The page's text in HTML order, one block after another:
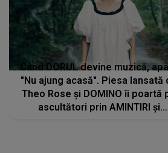
Când DORUL devine muzică,
"Nu ajung acasă". Piesa lansată
Theo Rose și DOMINO îi poartă
ascultători prin AMINTIRI și